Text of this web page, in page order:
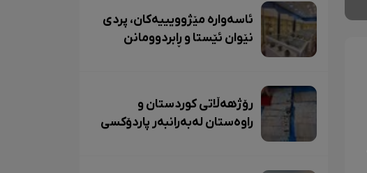
ئاسەوارە مێژوویییەکان، پردی
نێوان ئێستا و ڕابردوومانن
رۆژهەڵاتی کوردستان و
راوەستان لەبەرانبەر پاردۆکسی